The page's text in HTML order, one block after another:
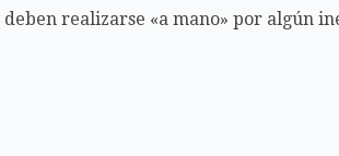
realizarse «a mano» por algún